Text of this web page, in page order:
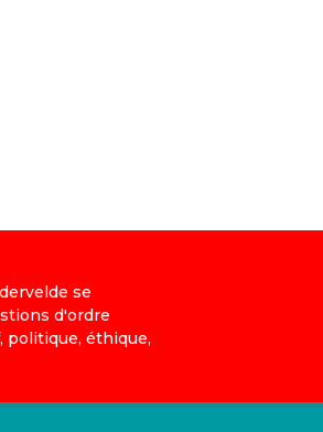
se
d'ordre
politique, éthique,